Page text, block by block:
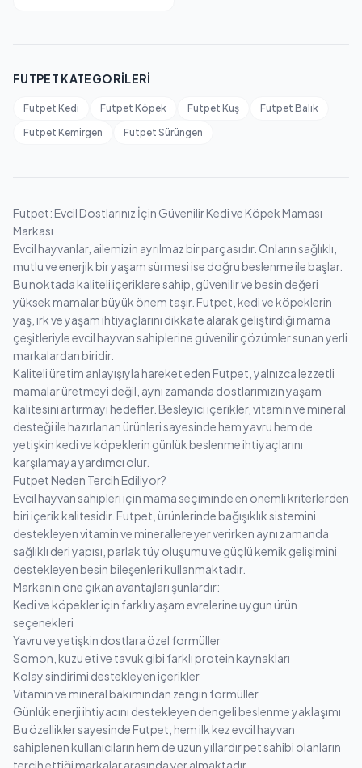
FUTPET KATEGORILERI
Futpet Kedi Futpet Köpek Futpet Kuş
Futpet Balık
Futpet Kemirgen
Futpet Sürüngen
Futpet: Evcil Dostlarınız İçin Güvenilir Kedi ve Köpek Maması
Markası
Evcil hayvanlar, ailemizin ayrılmaz bir parçasıdır. Onların sağlıklı,
mutlu ve enerjik bir yaşam sürmesi ise doğru beslenme ile başlar.
Bu noktada kaliteli içeriklere sahip, güvenilir ve besin değeri
yüksek mamalar büyük önem taşır. Futpet, kedi ve köpeklerin
yaş, ırk ve yaşam ihtiyaçlarını dikkate alarak geliştirdiği mama
çeşitleriyle evcil hayvan sahiplerine güvenilir çözümler sunan yerli
markalardan biridir.
Kaliteli üretim anlayışıyla hareket eden Futpet, yalnızca lezzetli
mamalar üretmeyi değil, aynı zamanda dostlarımızın yaşam
kalitesini artırmayı hedefler. Besleyici içerikler, vitamin ve mineral
desteği ile hazırlanan ürünleri sayesinde hem yavru hem de
yetişkin kedi ve köpeklerin günlük beslenme ihtiyaçlarını
karşılamaya yardımcı olur.
Futpet Neden Tercih Ediliyor?
Evcil hayvan sahipleri için mama seçiminde en önemli kriterlerden
biri içerik kalitesidir. Futpet, ürünlerinde bağışıklık sistemini
destekleyen vitamin ve minerallere yer verirken aynı zamanda
sağlıklı deri yapısı, parlak tüy oluşumu ve güçlü kemik gelişimini
destekleyen besin bileşenleri kullanmaktadır.
Markanın öne çıkan avantajları şunlardır:
Kedi ve köpekler için farklı yaşam evrelerine uygun ürün
seçenekleri
Yavru ve yetişkin dostlara özel formüller
Somon, kuzu eti ve tavuk gibi farklı protein kaynakları
Kolay sindirimi destekleyen içerikler
Vitamin ve mineral bakımından zengin formüller
Günlük enerji ihtiyacını destekleyen dengeli beslenme yaklaşımı
Bu özellikler sayesinde Futpet, hem ilk kez evcil hayvan
sahiplenen kullanıcıların hem de uzun yıllardır pet sahibi olanların
tercih ettiği markalar arasında yer almaktadır.